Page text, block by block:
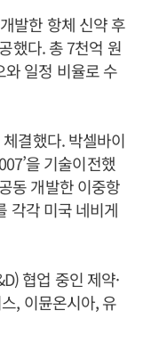
발한 항체 신약 후
했다. 총 7천억 원
일정 비율로 수
결했다. 박셀바이
을 기술이전했
동 개발한 이중항
각각 미국 네비게
협업 중인 제약·
, 이뮨온시아, 유